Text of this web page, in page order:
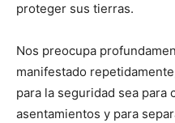
proteger sus tierras.
Nos preocupa
manifestado
para la seguridad sea para
asentamientos y para